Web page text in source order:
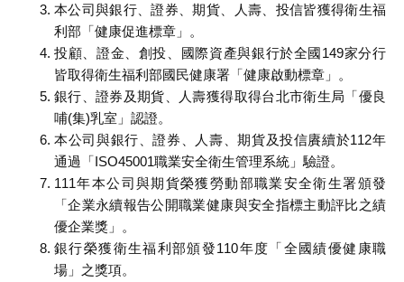
本公司與銀行、證券、期貨、人壽、投信皆獲得衛生福
利部「健康促進標章」。
投顧、證金、創投、國際資產與銀行於全國149家分行
皆取得衛生福利部國民健康署「健康啟動標章」。
銀行、證券及期貨、人壽獲得取得台北市衛生局「優良
哺(集)乳室」認證。
本公司與銀行、證券、人壽、期貨及投信賡續於112年
通過「ISO45001職業安全衛生管理系統」驗證。
111年本公司與期貨榮獲勞動部職業安全衛生署頒發
「企業永續報告公開職業健康與安全指標主動評比之績
優企業獎」。
銀行榮獲衛生福利部頒發110年度「全國績優健康職
場」之獎項。